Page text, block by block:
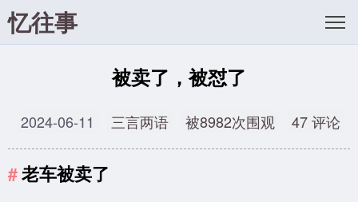
忆往事
被卖了，被怼了
2024-06-11 三言两语 被8982次围观 47 评论
老车被卖了